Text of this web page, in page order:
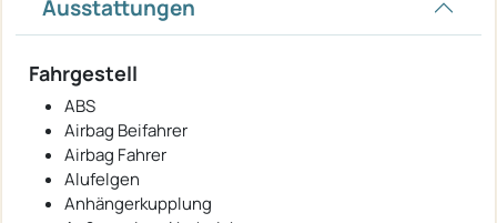
Ausstattungen
Fahrgestell
ABS
Airbag Beifahrer
Airbag Fahrer
Alufelgen
Anhängerkupplung